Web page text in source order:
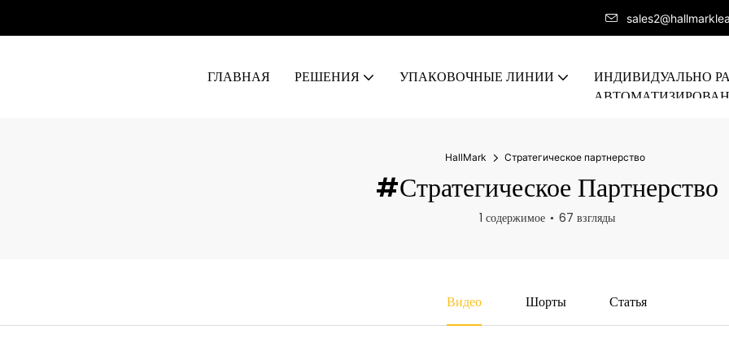
ГЛАВНАЯ РЕШЕНИЯ УПАКОВОЧНЫЕ ЛИНИИ
ИНДИВИДУАЛЬНО
HallMark Стратегическое партнерство
#Стратегическое Партнерство
1 содержимое 67 взгляды
Видео Шорты Статья